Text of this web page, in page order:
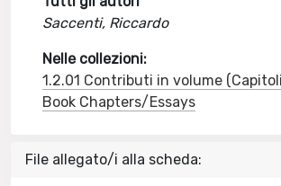
Saccenti, Riccardo
Nelle collezioni:
1.2.01 Contributi in volume
Book Chapters/Essays
File allegato/i alla scheda: